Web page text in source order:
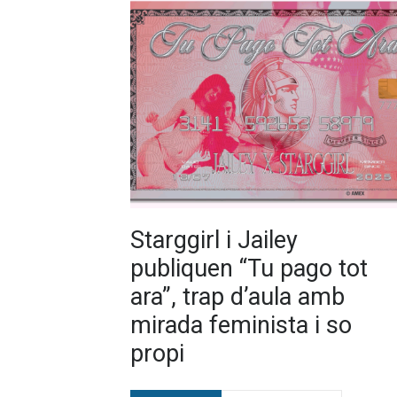
Starggirl i Jailey
publiquen “Tu pago tot
ara”, trap d’aula amb
mirada feminista i so
propi